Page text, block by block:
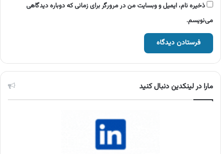
ذخیره نام، ایمیل و وبسایت من در مرورگر برای زمانی که دوباره دیدگاهی
می‌نویسم.
مارا در لینکدین دنبال کنید